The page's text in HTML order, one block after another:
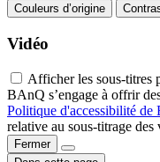
Couleurs d’origine
Vidéo
Afficher les sous-titres
BAnQ s’engage à offrir
Politique d'accessibilité de
relative au sous-titrage
Fermer